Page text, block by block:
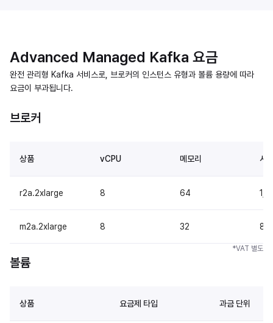
Advanced Managed Kafka 요금
완전 관리형 Kafka 서비스로, 브로커의 인스턴스 유형과 볼륨 용량에 따라
요금이 부과됩니다.
브로커
상품 vCPU 메모리 시
r2a.2xlarge 8 64
m2a.2xlarge 8 32
*VAT 별도
볼륨
상품 요금제 타입 과금 단위